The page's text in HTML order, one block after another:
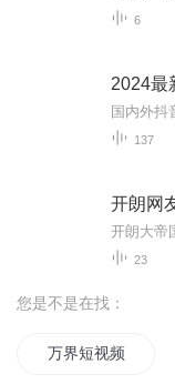
6
137
开朗网
开朗大帝
23
您是不是在找：
万界短视频系统